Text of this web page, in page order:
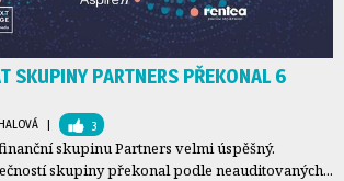
SKUPINY PARTNERS PŘEKONAL 6
| 3
skupinu Partners velmi úspěšný.
skupiny překonal podle neauditovaných...